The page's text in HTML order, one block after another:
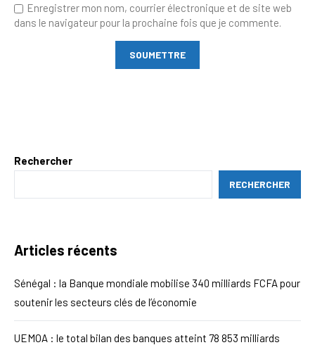
Enregistrer mon nom, courrier électronique et de site web
dans le navigateur pour la prochaine fois que je commente.
Rechercher
RECHERCHER
Articles récents
Sénégal : la Banque mondiale mobilise 340 milliards FCFA pour
soutenir les secteurs clés de l’économie
UEMOA : le total bilan des banques atteint 78 853 milliards